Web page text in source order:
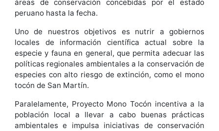
áreas de conservación concebidas por el estado
peruano hasta la fecha.
Uno de nuestros objetivos es nutrir a gobiernos
locales de información científica actual sobre la
especie y fauna en general, que permita adecuar las
políticas regionales ambientales a la conservación de
especies con alto riesgo de extinción, como el mono
tocón de San Martín.
Paralelamente, Proyecto Mono Tocón incentiva a la
población local a llevar a cabo buenas prácticas
ambientales e impulsa iniciativas de conservación